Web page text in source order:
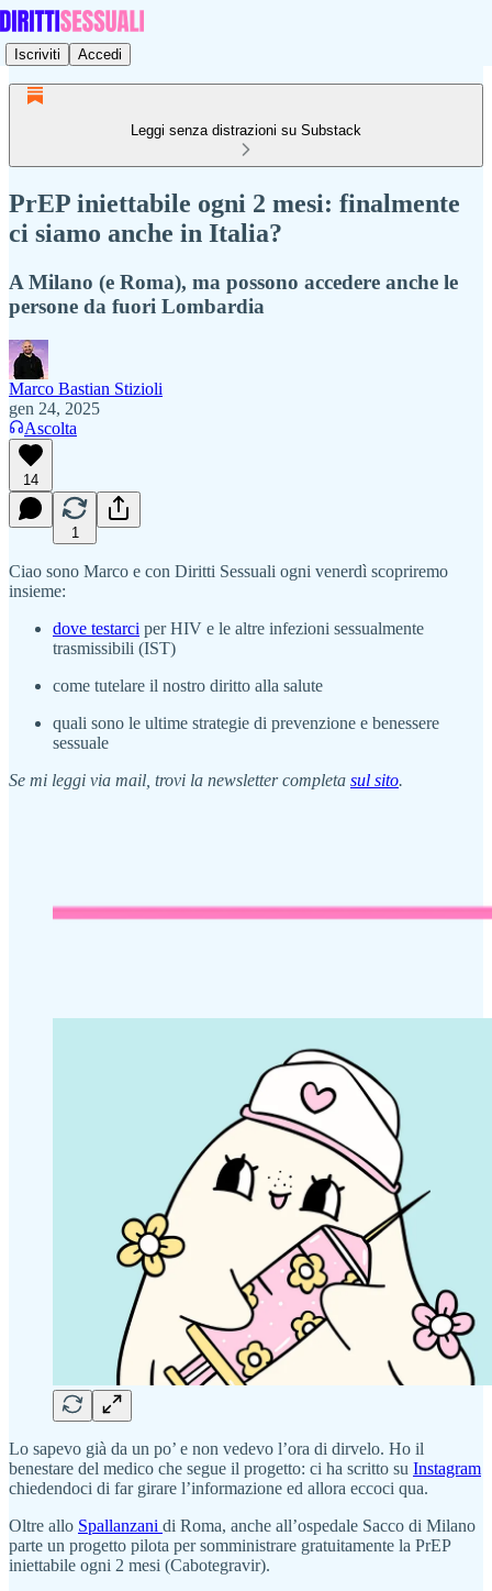
Iscriviti Accedi
Leggi senza distrazioni su Substack
PrEP iniettabile ogni 2 mesi: finalmente
ci siamo anche in Italia?
A Milano (e Roma), ma possono accedere anche le
persone da fuori Lombardia
Marco Bastian Stizioli
gen 24, 2025
Ascolta
14
1
Ciao sono Marco e con Diritti Sessuali ogni venerdì scopriremo
insieme:
dove testarci per HIV e le altre infezioni sessualmente
trasmissibili (IST)
come tutelare il nostro diritto alla salute
quali sono le ultime strategie di prevenzione e benessere
sessuale
Se mi leggi via mail, trovi la newsletter completa sul sito.
Lo sapevo già da un po’ e non vedevo l’ora di dirvelo. Ho il
benestare del medico che segue il progetto: ci ha scritto su Instagram
chiedendoci di far girare l’informazione ed allora eccoci qua.
Oltre allo Spallanzani di Roma, anche all’ospedale Sacco di Milano
parte un progetto pilota per somministrare gratuitamente la PrEP
iniettabile ogni 2 mesi (Cabotegravir).